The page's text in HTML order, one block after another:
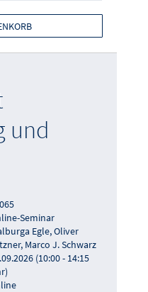
und
Seminar
Egle, Oliver
Marco J. Schwarz
(10:00 - 14:15